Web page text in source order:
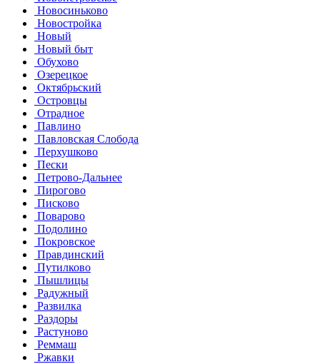
Новосиньково
Новостройка
Новый
Новый быт
Обухово
Озерецкое
Октябрьский
Островцы
Отрадное
Павлино
Павловская Слобода
Перхушково
Пески
Петрово-Дальнее
Пирогово
Писково
Поварово
Подолино
Покровское
Правдинский
Путилково
Пышлицы
Радужный
Развилка
Раздоры
Растуново
Реммаш
Ржавки